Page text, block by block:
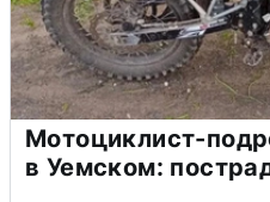
Мотоциклист-
в Уемском: